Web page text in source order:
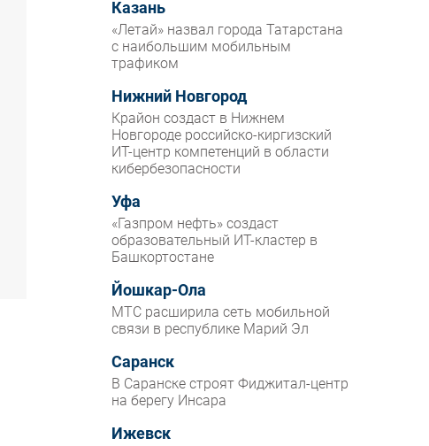
Казань
«Летай» назвал города Татарстана
с наибольшим мобильным
трафиком
Нижний Новгород
Крайон создаст в Нижнем
Новгороде российско-киргизский
ИТ-центр компетенций в области
кибербезопасности
Уфа
«Газпром нефть» создаст
образовательный ИТ-кластер в
Башкортостане
Йошкар-Ола
МТС расширила сеть мобильной
связи в республике Марий Эл
Саранск
В Саранске строят Фиджитал-центр
на берегу Инсара
Ижевск